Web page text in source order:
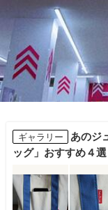
ギャラリー
あのジ
ッグ」おすすめ４選